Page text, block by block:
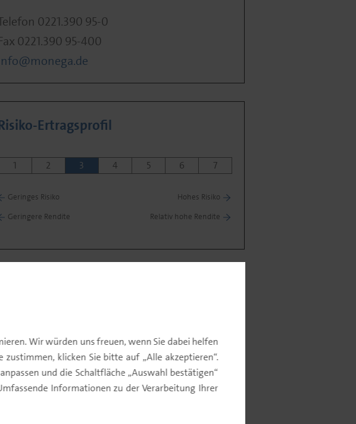
Wir würden uns freuen, wenn Sie dabei helfen
klicken Sie bitte auf „Alle akzeptieren“.
und die Schaltfläche „Auswahl bestätigen“
Informationen zu der Verarbeitung Ihrer
0221.390 95-0
0221.390 95-400
Ertragsprofil
1 2 3 4 5 6 7
Geringes Risiko
Hohes Risiko
Geringere Rendite
Relativ hohe Rendite
Fondskommentar